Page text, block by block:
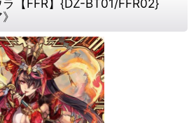
ラ【FFR】{DZ-BT01/FFR02}